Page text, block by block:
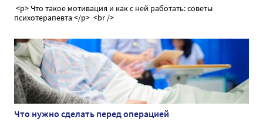
<p> Что такое мотивация и как с ней работать: советы
психотерапевта </p> <br />
Что нужно сделать перед операцией